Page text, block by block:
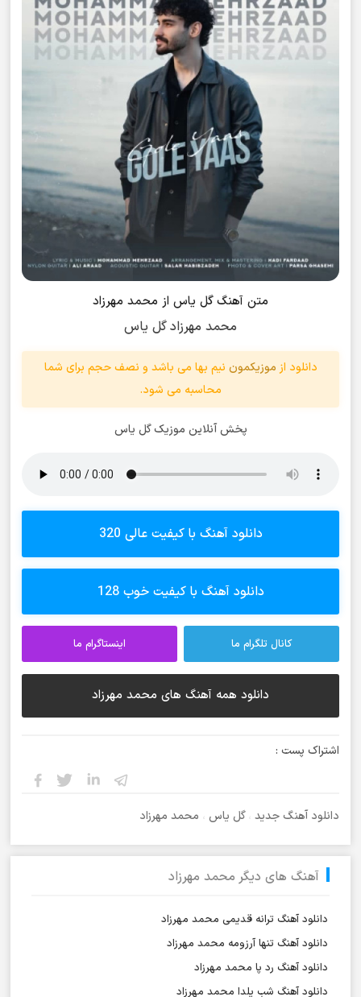
متن آهنگ گل یاس از محمد مهرزاد
محمد مهرزاد گل یاس
دانلود ازموزیکمون نیم بها می باشد و نصف حجم برای شما
محاسبه می شود.
پخش آنلاین موزیک گل یاس
دانلود آهنگ با کیفیت عالی 320
دانلود آهنگ با کیفیت خوب 128
کانال تلگرام ما اینستاگرام ما
دانلود همه آهنگ های محمد مهرزاد
اشتراک پست :
دانلود آهنگ جدید ،گل یاس ، محمد مهرزاد
آهنگ های دیگر محمد مهرزاد
دانلود آهنگ ترانه قدیمی محمد مهرزاد
دانلود آهنگ تنها آرزومه محمد مهرزاد
دانلود آهنگ رد پا محمد مهرزاد
دانلود آهنگ شب یلدا محمد مهرزاد